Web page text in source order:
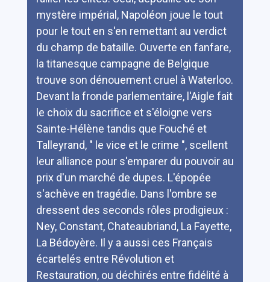
mystère impérial, Napoléon joue le tout
pour le tout en s'en remettant au verdict
du champ de bataille. Ouverte en fanfare,
la titanesque campagne de Belgique
trouve son dénouement cruel à Waterloo.
Devant la fronde parlementaire, l'Aigle fait
le choix du sacrifice et s'éloigne vers
Sainte-Hélène tandis que Fouché et
Talleyrand, " le vice et le crime ", scellent
leur alliance pour s'emparer du pouvoir au
prix d'un marché de dupes. L'épopée
s'achève en tragédie. Dans l'ombre se
dressent des seconds rôles prodigieux :
Ney, Constant, Chateaubriand, La Fayette,
La Bédoyère. Il y a aussi ces Français
écartelés entre Révolution et
Restauration, ou déchirés entre fidélité à